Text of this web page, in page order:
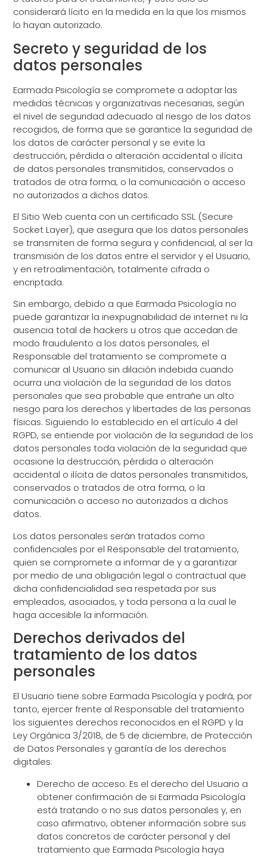
considerará lícito en la medida en la que los mismos
lo hayan autorizado.
Secreto y seguridad de los
datos personales
Earmada Psicología se compromete a adoptar las
medidas técnicas y organizativas necesarias, según
el nivel de seguridad adecuado al riesgo de los datos
recogidos, de forma que se garantice la seguridad de
los datos de carácter personal y se evite la
destrucción, pérdida o alteración accidental o ilícita
de datos personales transmitidos, conservados o
tratados de otra forma, o la comunicación o acceso
no autorizados a dichos datos.
El Sitio Web cuenta con un certificado SSL (Secure
Socket Layer), que asegura que los datos personales
se transmiten de forma segura y confidencial, al ser la
transmisión de los datos entre el servidor y el Usuario,
y en retroalimentación, totalmente cifrada o
encriptada.
Sin embargo, debido a que Earmada Psicología no
puede garantizar la inexpugnabilidad de internet ni la
ausencia total de hackers u otros que accedan de
modo fraudulento a los datos personales, el
Responsable del tratamiento se compromete a
comunicar al Usuario sin dilación indebida cuando
ocurra una violación de la seguridad de los datos
personales que sea probable que entrañe un alto
riesgo para los derechos y libertades de las personas
físicas. Siguiendo lo establecido en el artículo 4 del
RGPD, se entiende por violación de la seguridad de los
datos personales toda violación de la seguridad que
ocasione la destrucción, pérdida o alteración
accidental o ilícita de datos personales transmitidos,
conservados o tratados de otra forma, o la
comunicación o acceso no autorizados a dichos
datos.
Los datos personales serán tratados como
confidenciales por el Responsable del tratamiento,
quien se compromete a informar de y a garantizar
por medio de una obligación legal o contractual que
dicha confidencialidad sea respetada por sus
empleados, asociados, y toda persona a la cual le
haga accesible la información.
Derechos derivados del
tratamiento de los datos
personales
El Usuario tiene sobre Earmada Psicología y podrá, por
tanto, ejercer frente al Responsable del tratamiento
los siguientes derechos reconocidos en el RGPD y la
Ley Orgánica 3/2018, de 5 de diciembre, de Protección
de Datos Personales y garantía de los derechos
digitales:
Derecho de acceso: Es el derecho del Usuario a
obtener confirmación de si Earmada Psicología
está tratando o no sus datos personales y, en
caso afirmativo, obtener información sobre sus
datos concretos de carácter personal y del
tratamiento que Earmada Psicología haya